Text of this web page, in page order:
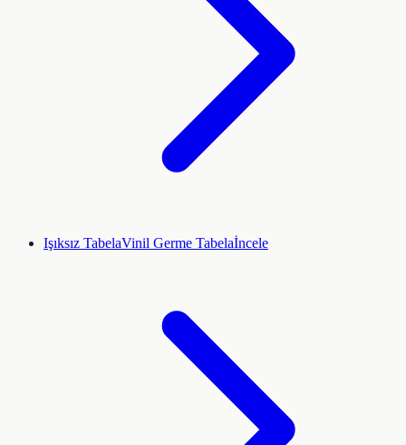
Işıksız TabelaVinil Germe Tabelaİncele